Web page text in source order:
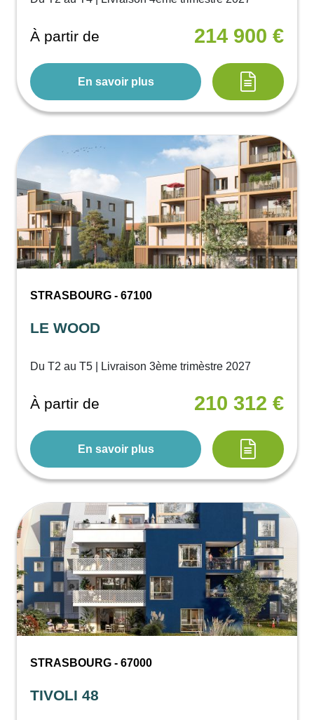
À partir de 214 900 €
En savoir plus
STRASBOURG - 67100
LE WOOD
Du T2 au T5 | Livraison 3ème trimèstre 2027
À partir de 210 312 €
En savoir plus
STRASBOURG - 67000
TIVOLI 48